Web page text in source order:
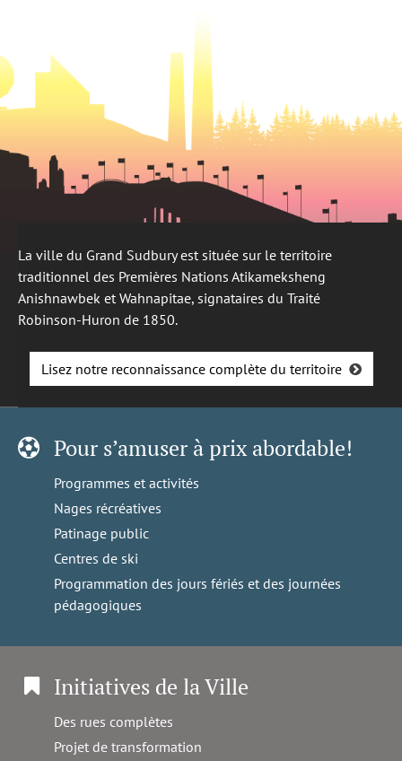
La ville du Grand Sudbury est située sur le territoire
traditionnel des Premières Nations Atikameksheng
Anishnawbek et Wahnapitae, signataires du Traité
Robinson-Huron de 1850.
Lisez notre reconnaissance complète du territoire
Pour s’amuser à prix abordable!
Programmes et activités
Nages récréatives
Patinage public
Centres de ski
Programmation des jours fériés et des journées
pédagogiques
Initiatives de la Ville
Des rues complètes
Projet de transformation